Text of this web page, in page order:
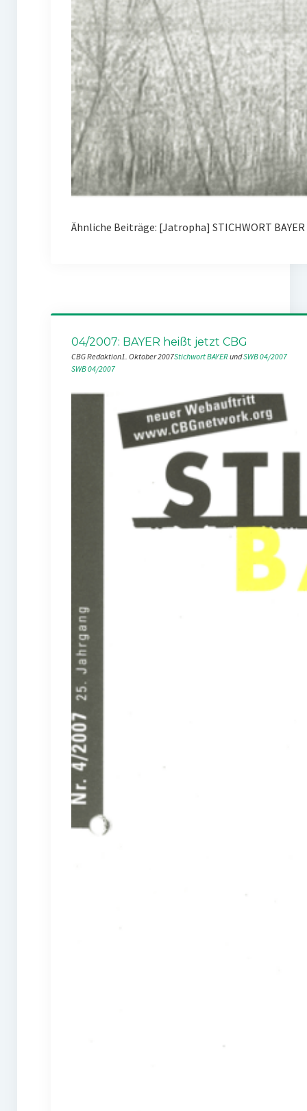
Ähnliche Beiträge: [Jatropha] STICHWORT
04/2007: BAYER heißt jetzt CBG
CBG Redaktion1. Oktober 2007Stichwort BAYER und SWB 04/2007
SWB 04/2007